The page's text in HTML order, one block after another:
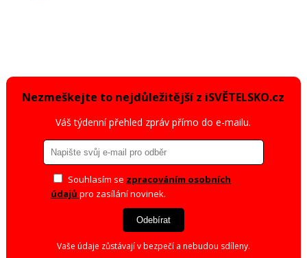
Nezmeškejte to nejdůležitější z iSVĚTELSKO.cz
Váš týdenní přehled zpráv přímo do e-mailu.
Souhlasím se zpracováním osobních
údajů pro zasílání novinek.
Odebírat
Vaše údaje zůstávají v bezpečí a nebudou sdíleny.